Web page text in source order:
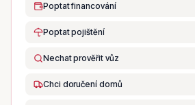
Poptat financování
Poptat pojištění
Nechat prověřit vůz
Chci doručení domů